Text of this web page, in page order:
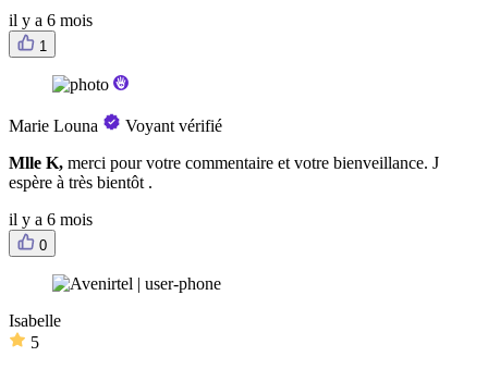
il y a 6 mois
1
Marie Louna
Voyant vérifié
Mlle K, merci pour votre commentaire et votre bienveillance. J
espère à très bientôt .
il y a 6 mois
0
Isabelle
5